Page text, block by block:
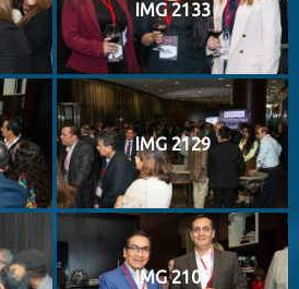
IMG 2133
IMG 2129
IMG 2109